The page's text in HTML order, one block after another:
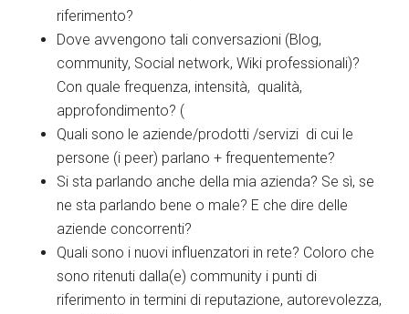
riferimento?
Dove avvengono tali conversazioni (Blog,
community, Social network, Wiki professionali)?
Con quale frequenza, intensità, qualità,
approfondimento? (
Quali sono le aziende/prodotti /servizi di cui le
persone (i peer) parlano + frequentemente?
Si sta parlando anche della mia azienda? Se sì, se
ne sta parlando bene o male? E che dire delle
aziende concorrenti?
Quali sono i nuovi influenzatori in rete? Coloro che
sono ritenuti dalla(e) community i punti di
riferimento in termini di reputazione, autorevolezza,